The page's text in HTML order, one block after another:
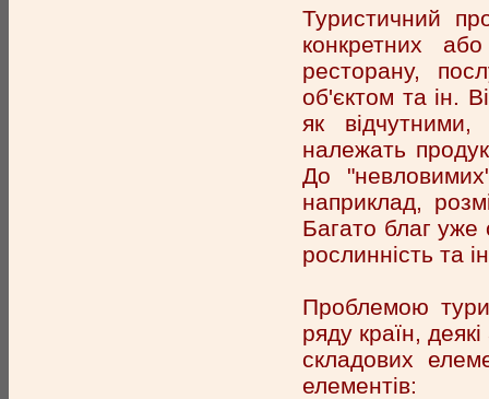
Туристичний
конкретних
ресторану,
об'єктом та ін.
як
належать
До
наприклад,
Багато благ
рослинність та
Проблемою
ряду країн,
складових
елементів: